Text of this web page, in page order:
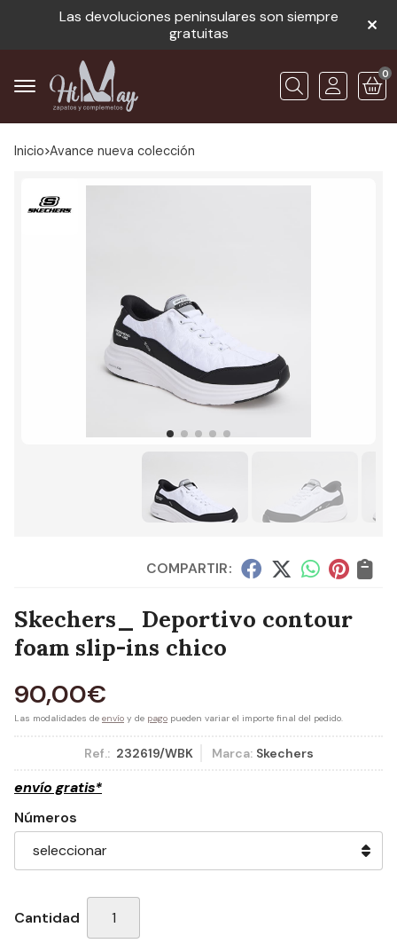
Las devoluciones peninsulares son siempre
gratuitas
Buscar
0
Inicio avance nueva colección
COMPARTIR:
Skechers_ Deportivo contour
foam slip-ins chico
90,00€
Las modalidades de envío y de pago pueden variar el importe final del pedido.
Ref.: 232619/WBK Marca: Skechers
envío gratis*
Números
Cantidad